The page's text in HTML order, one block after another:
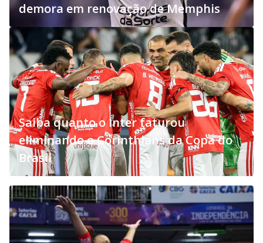
demora em renovação de Memphis
Saiba quanto o Inter faturou
eliminando o Corinthians da Copa do
Brasil